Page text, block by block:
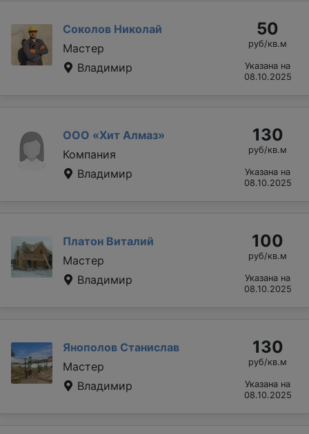
Соколов Николай
Мастер
Владимир
50
руб/кв.м
Указана на
08.10.2025
ООО «Хит Алмаз»
Компания
Владимир
130
руб/кв.м
Указана на
08.10.2025
Платон Виталий
Мастер
Владимир
100
руб/кв.м
Указана на
08.10.2025
Янополов Станислав
Мастер
Владимир
130
руб/кв.м
Указана на
08.10.2025